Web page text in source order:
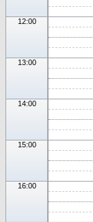
12:00
13:00
14:00
15:00
16:00